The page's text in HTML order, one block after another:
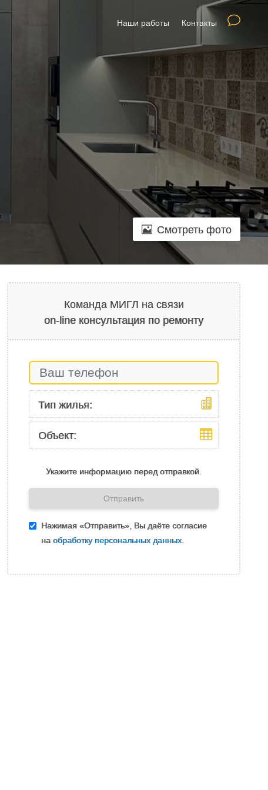
Наши работы Контакты
Смотреть фото
Команда МИГЛ на связи
on-line консультация по ремонту
Тип жилья:
Объект:
Укажите информацию перед отправкой.
Отправить
Нажимая «Отправить», Вы даёте согласие
наобработку персональных данных.